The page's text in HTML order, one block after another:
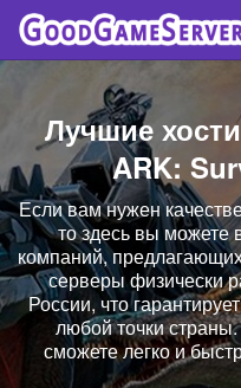
Лучшие
ARK:
Если вам нужен
то здесь вы можете
компаний,
серверы физически
России, что
любой точки
сможете легко и